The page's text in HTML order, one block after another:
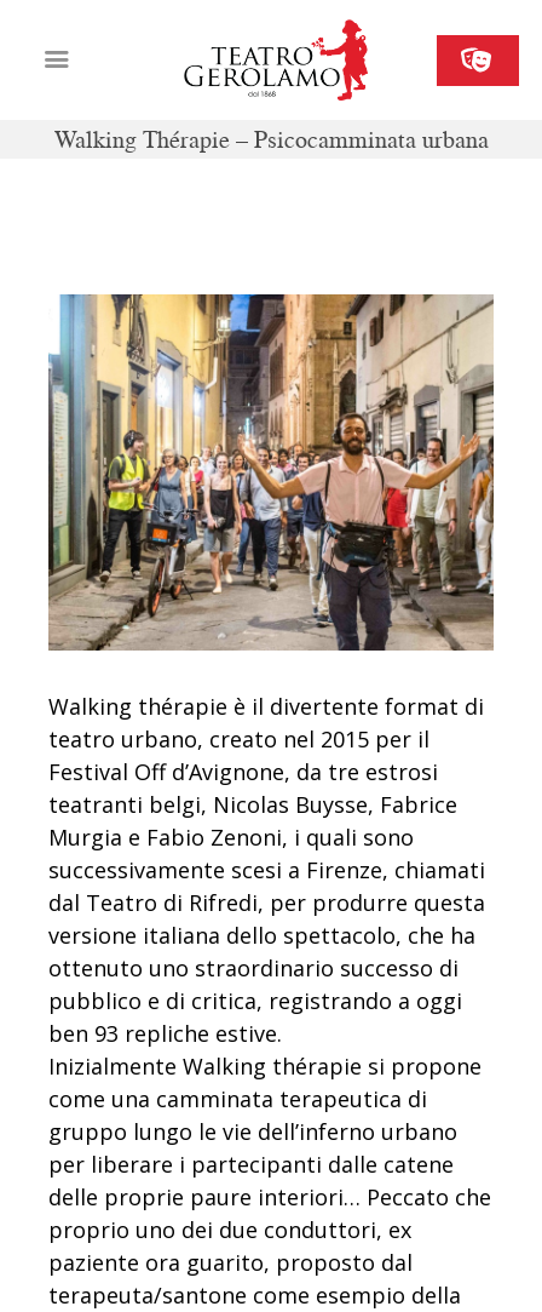
Walking Thérapie – Psicocamminata urbana
Organizza il tuo evento
Contatti
Walking thérapie è il divertente format di
teatro urbano, creato nel 2015 per il
Festival Off d’Avignone, da tre estrosi
teatranti belgi, Nicolas Buysse, Fabrice
Murgia e Fabio Zenoni, i quali sono
successivamente scesi a Firenze, chiamati
dal Teatro di Rifredi, per produrre questa
versione italiana dello spettacolo, che ha
ottenuto uno straordinario successo di
pubblico e di critica, registrando a oggi
ben 93 repliche estive.
Inizialmente Walking thérapie si propone
come una camminata terapeutica di
gruppo lungo le vie dell’inferno urbano
per liberare i partecipanti dalle catene
delle proprie paure interiori… Peccato che
proprio uno dei due conduttori, ex
paziente ora guarito, proposto dal
terapeuta/santone come esempio della